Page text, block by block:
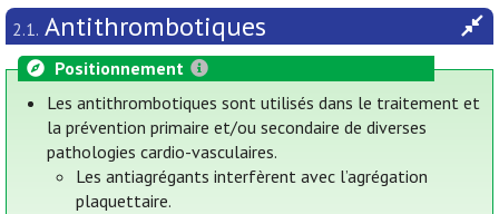
matières
2.1. Antithrombotiques
Positionnement
Les antithrombotiques sont utilisés dans le traitement et
la prévention primaire et/ou secondaire de diverses
pathologies cardio-vasculaires.
Les antiagrégants interfèrent avec l’agrégation
plaquettaire.